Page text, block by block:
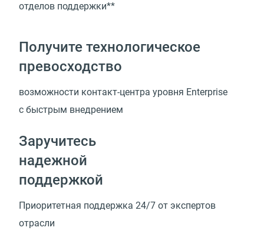
отделов поддержки**
Получите технологическое
превосходство
возможности контакт-центра уровня Enterprise
с быстрым внедрением
Заручитесь
надежной
поддержкой
Приоритетная поддержка 24/7 от экспертов
отрасли